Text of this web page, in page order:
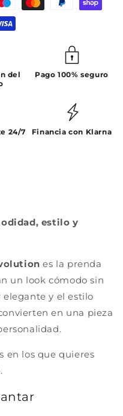
del
Pago 100% seguro
24/7 Financia con Klarna
estilo y
es la prenda
un look cómodo sin
elegante y el estilo
en una pieza
en los que quieres